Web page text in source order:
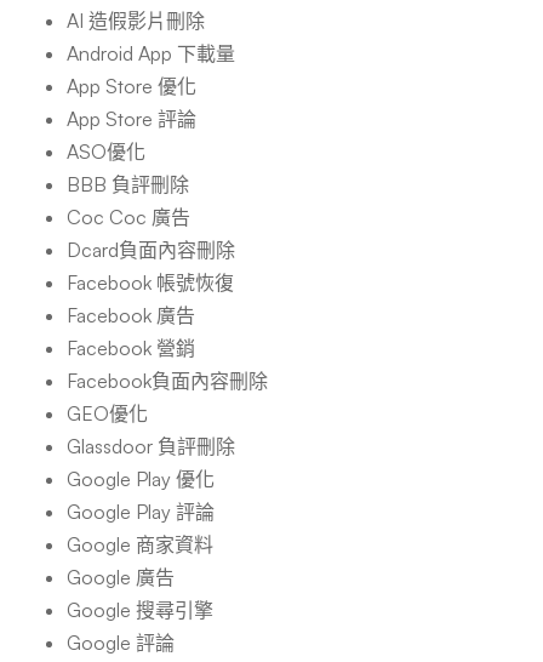
AI 造假影片刪除
Android App 下載量
App Store 優化
App Store 評論
ASO優化
BBB 負評刪除
Coc Coc 廣告
Dcard負面內容刪除
Facebook 帳號恢復
Facebook 廣告
Facebook 營銷
Facebook負面內容刪除
GEO優化
Glassdoor 負評刪除
Google Play 優化
Google Play 評論
Google 商家資料
Google 廣告
Google 搜尋引擎
Google 評論